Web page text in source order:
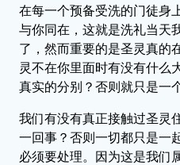
在每一个预备受洗的门徒身
与你同在，这就是洗礼当天
了，然而重要的是圣灵真的
灵不在你里面时有没有什么
真实的分别？否则就只是一
我们有没有真正接触过圣灵
一回事？否则一切都只是一
必须要处理。因为这是我们